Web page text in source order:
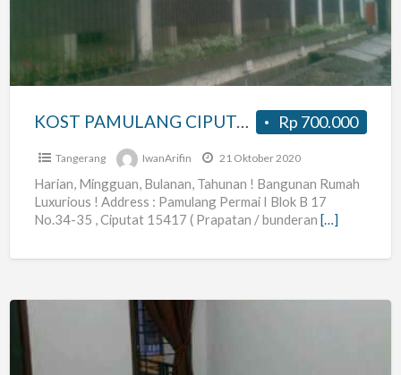
BOARDING
HOUSE
Rp 700.000
KOST PAMULANG CIPUTAT HOSTEL – BOARDING HOUSE
Tangerang IwanArifin 21 Oktober 2020
Harian, Mingguan, Bulanan, Tahunan ! Bangunan Rumah
Luxurious ! Address : Pamulang Permai I Blok B 17
No.34-35 , Ciputat 15417 ( Prapatan / bunderan […]
Kontrakan
Putri